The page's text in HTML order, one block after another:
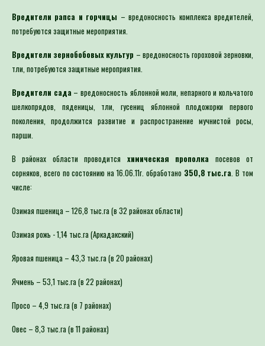
Вредители рапса и горчицы – вредоносность комплекса вредителей,
потребуются защитные мероприятия.
Вредители зернобобовых культур – вредоносность гороховой зерновки,
тли, потребуются защитные мероприятия.
Вредители сада – вредоносность яблонной моли, непарного и кольчатого
шелкопрядов, пяденицы, тли, гусениц яблонной плодожорки первого
поколения, продолжится развитие и распространение мучнистой росы,
парши.
В районах области проводится химическая прополка посевов от
сорняков, всего по состоянию на 16.06.11г. обработано 350,8 тыс.га. В том
числе:
Озимая пшеница – 126,8 тыс.га (в 32 районах области)
Озимая рожь - 1,14 тыс.га (Аркадакский)
Яровая пшеница – 43,3 тыс.га (в 20 районах)
Ячмень – 53,1 тыс.га (в 22 районах)
Просо – 4,9 тыс.га (в 7 районах)
Овес – 8,3 тыс.га (в 11 районах)